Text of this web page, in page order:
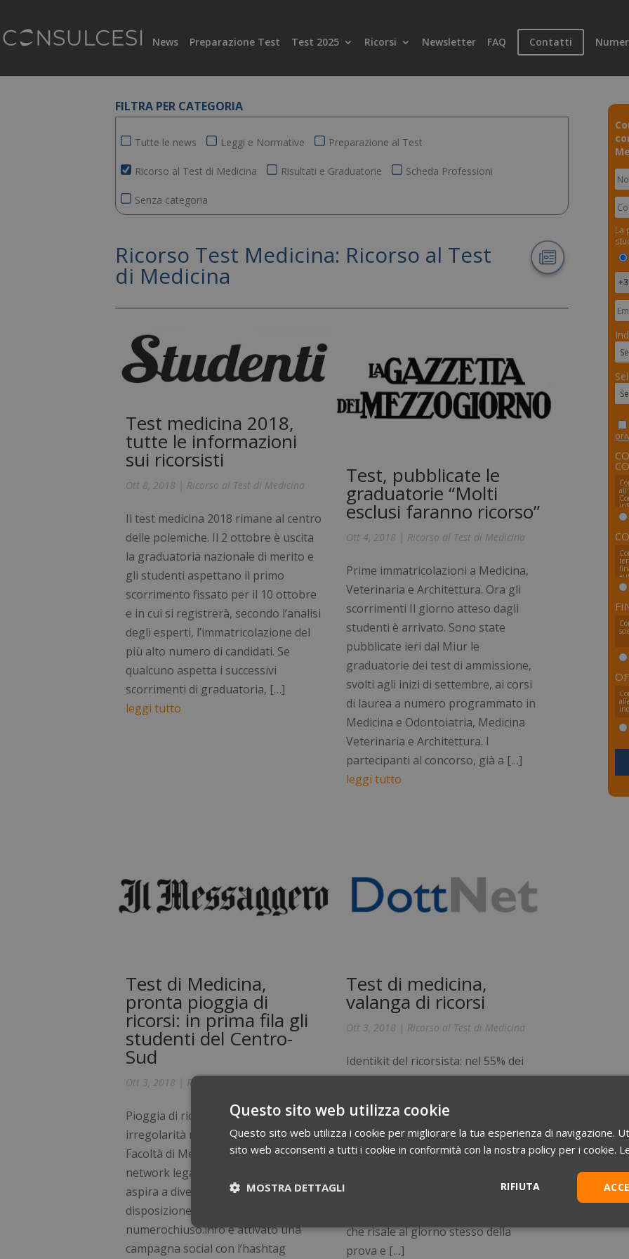
News Preparazione Test Test 2025 Ricorsi Newsletter FAQ Contatti
FILTRA PER CATEGORIA
Tutte le news Leggi e Normative Preparazione al Test
Ricorso al Test di Medicina Risultati e Graduatorie Scheda Professioni
Senza categoria
Ricorso Test Medicina: Ricorso al Test
di Medicina
Test medicina 2018,
tutte le informazioni
sui ricorsisti
Ott 8, 2018 Ricorso al Test di Medicina
Il test medicina 2018 rimane al centro
delle polemiche. Il 2 ottobre è uscita
la graduatoria nazionale di merito e
gli studenti aspettano il primo
scorrimento fissato per il 10 ottobre
e in cui si registrerà, secondo l’analisi
degli esperti, l’immatricolazione del
più alto numero di candidati. Se
qualcuno aspetta i successivi
scorrimenti di graduatoria, […]
leggi tutto
Test, pubblicate le
graduatorie “Molti
esclusi faranno ricorso”
Ott 4, 2018 Ricorso al Test di Medicina
Prime immatricolazioni a Medicina,
Veterinaria e Architettura. Ora gli
scorrimenti Il giorno atteso dagli
studenti è arrivato. Sono state
pubblicate ieri dal Miur le
graduatorie dei test di ammissione,
svolti agli inizi di settembre, ai corsi
di laurea a numero programmato in
Medicina e Odontoiatria, Medicina
Veterinaria e Architettura. I
partecipanti al concorso, già a […]
leggi tutto
Test di Medicina,
pronta pioggia di
ricorsi: in prima fila gli
studenti del Centro-
Sud
Ott 3, 2018 Ricorso al Test di Medicina
Pioggia di ricorsi contro le presunte
irregolarità nel test per accedere alla
Facoltà di Medicina. Consulcesi,
network legale che tutela medici e chi
aspira a diventarlo, ha messo a
disposizione degli studenti il portale
numerochiuso.info e attivato una
campagna social con l’hashtag
Test di medicina,
valanga di ricorsi
Ott 3, 2018 Ricorso al Test di Medicina
Identikit del ricorsista: nel 55% dei
casi si tratta di una donna, e 2 volte
ricorso è del Centro-Sud Nel giorno
della pubblicazione dell’attesissima
graduatoria per la Facoltà di
che risale al giorno stesso della
prova e […]
La
Questo sito web utilizza cookie
Questo sito web utilizza i cookie per migliorare la tua esperienza di navigazione.
sito web acconsenti a tutti i cookie in conformità con la nostra policy per i cookie.
RIFIUTA
MOSTRA DETTAGLI
Necessari Statistici Marketing Preferenze